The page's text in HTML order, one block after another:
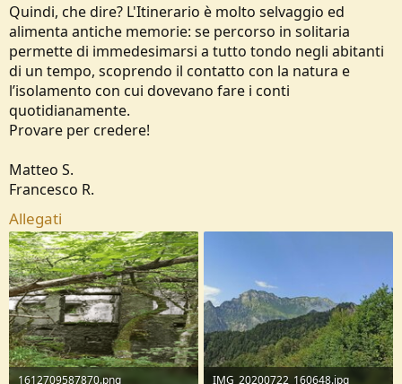
Quindi, che dire? L'Itinerario è molto selvaggio ed
alimenta antiche memorie: se percorso in solitaria
permette di immedesimarsi a tutto tondo negli abitanti
di un tempo, scoprendo il contatto con la natura e
l’isolamento con cui dovevano fare i conti
quotidianamente.
Provare per credere!
Matteo S.
Francesco R.
Allegati
1612709587870.png
IMG_20200722_160648.jpg